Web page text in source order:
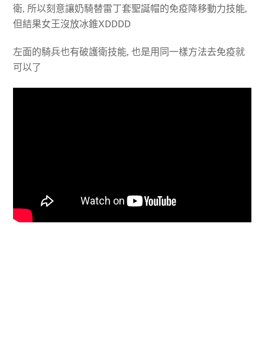
衛, 所以刻意讓奶騎替雷丁套聖誕帽的免疫降移動力技能,
但結果女王沒放冰錐XDDDD
左面的騎兵也有破護衛技能, 也是用同一樣方法去免疫就
可以了